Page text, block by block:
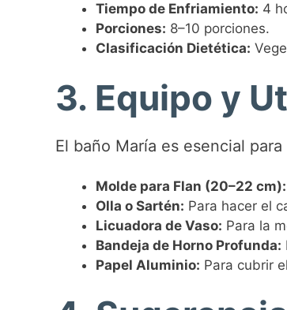
Tiempo de Enfriamiento: 4
Porciones: 8–10 porciones.
Clasificación Dietética:
3. Equipo y
El baño María es esencial
Molde para Flan (20–22 cm):
Olla o Sartén: Para hacer el
Licuadora de Vaso: Para la
Bandeja de Horno Profunda:
Papel Aluminio: Para cubrir